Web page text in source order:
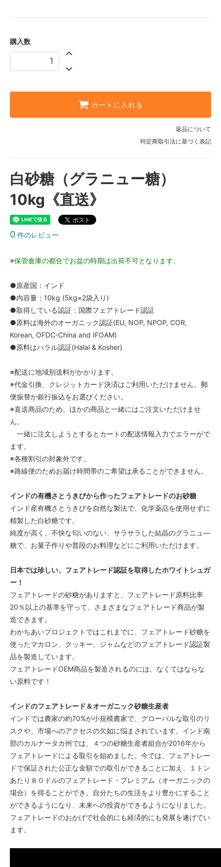
購入数
カートに入れる
返品について
特定商取引法に基づく表記
白砂糖（グラニュー糖）
10kg《直送》
0 件のレビュー
※保管倉庫の都合でお盆の時期は出荷不可となります。
●原産国：インド
●内容量：10kg (5kg×2袋入り)
●取得している認証：国際フェアトレード認証
●原料は海外のオーガニック認証(EU, NOP, NPOP, COR,
Korean, OFDC-China and IFOAM)
●原料はハラル認証(Halal & Kosher)
※配送に地域別送料がかかります。
※代金引換、クレジットカード決済はご利用いただけません。郵
便振替か銀行振込をお選びください。
※直送商品のため、ほかの商品と一緒にはご注文いただけませ
ん。
一緒に注文しようとするとカートの配送情報入力でエラーがで
ます。
※各種割引の対象外です。
※路線便のためお届け時間帯のご希望は承ることができません。
インドの有機さとうきびから作ったフェアトレードのお砂糖
インド産有機さとうきびを自然な製法で、化学薬品を使用せずに
精製した白砂糖です。
純度が高く、不快な匂いのない、サラサラした結晶のグラニュ―
糖で、お菓子作りや普段のお料理などにご利用いただけます。
日本では珍しい、フェアトレード認証を取得したホワイトシュガ
ー！
フェアトレードの砂糖がありますと、フェアトレード原料比率
20％以上の基準を守って、さまざまなフェアトレード商品が製
造できます。
わかちあいプロジェクトではこれまでに、フェアトレード砂糖を
使ったマカロン、クッキー、ジャムなどのフェアトレード認証製
品を製造しています。
フェアトレードOEM商品を製造されるのには、なくてはならな
い原料です！
インドのフェアトレード＆オーガニック砂糖生産者
インドでは農家の約70%が小規模農家で、グローバルな取引のリ
スクや、市場へのアクセスの欠如に悩まされています。インド南
部のカルナータカ州では、４つの砂糖生産者組合が2016年から
フェアトレードによる取引を始めました。今では、フェアトレー
ドで保証された公正な金額での取引ができることに加え、１トン
あたり８０ドルのフェアトレード・プレミアム（オーガニックの
場合）を得ることができ、自分たちの生活をより豊かにすること
ができるようになり、未来への投資ができるようになりました。
フェアトレードのおかげで社会的にも経済的にも発展を遂げてい
ます。